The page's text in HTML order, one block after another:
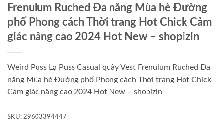
Frenulum Ruched Đa năng Mùa hè Đường
phố Phong cách Thời trang Hot Chick Cảm
giác nâng cao 2024 Hot New – shopizin
Weird Puss Lạ Puss Casual quây Vest Frenulum Ruched Đa
năng Mùa hè Đường phố Phong cách Thời trang Hot Chick
Cảm giác nâng cao 2024 Hot New – shopizin
SKU: 29603394447